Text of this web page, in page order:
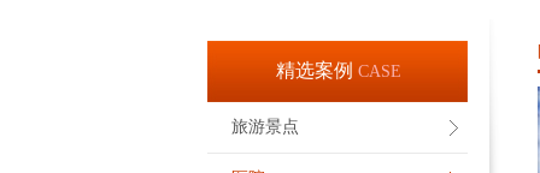
精选案例 CASE
旅游景点